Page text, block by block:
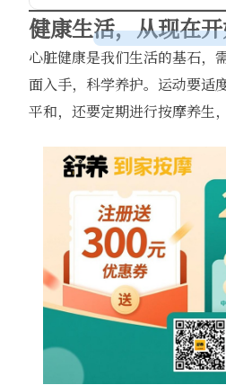
健康生活，从现在
心脏健康是我们生活的基石，
面入手，科学养护。运动要适
平和，还要定期进行按摩养生